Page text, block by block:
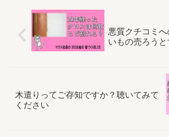
悪質クチコミ
いもの売ろう
木遣りってご存知ですか？聴いてみて
ください